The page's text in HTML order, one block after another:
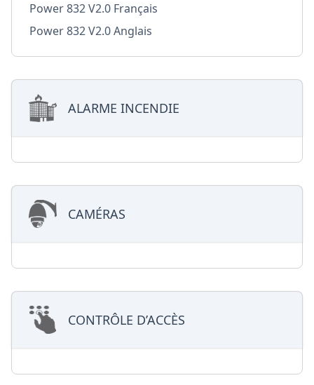
Power 832 V2.0 Français
Power 832 V2.0 Anglais
ALARME INCENDIE
CAMÉRAS
CONTRÔLE D’ACCÈS